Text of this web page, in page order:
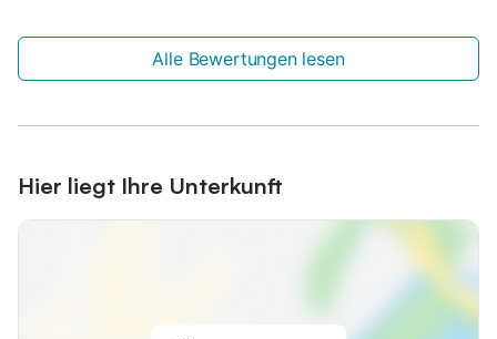
Alle Bewertungen lesen
Hier liegt Ihre Unterkunft